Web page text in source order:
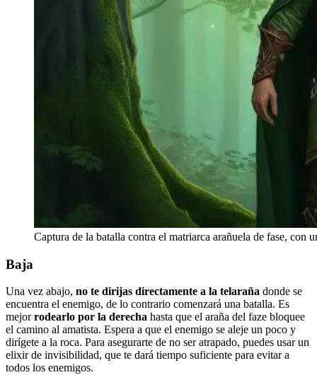
Captura de la batalla contra el matriarca arañuela de fase, con
Baja
Una vez abajo, no te dirijas directamente a la telaraña donde se
encuentra el enemigo, de lo contrario comenzará una batalla. Es
mejorrodearlo por la derecha hasta que el araña del faze bloquee
el camino al amatista. Espera a que el enemigo se aleje un poco y
dirígete a la roca. Para asegurarte de no ser atrapado, puedes usar un
elixir de invisibilidad, que te dará tiempo suficiente para evitar a
todos los enemigos.